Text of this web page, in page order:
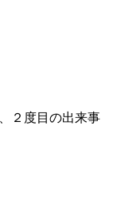
２度目の出来事